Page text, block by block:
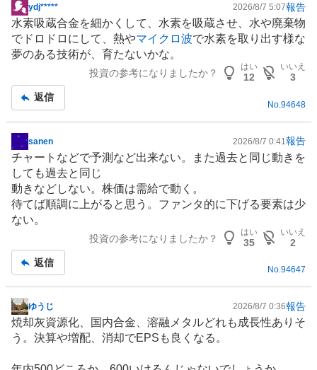
掲
示
板
記
ydj***** 2026/8/7 5:07報告
水素吸蔵合金を細かくして、水素を吸蔵させ、水や廃棄物
でドロドロにして、熱やマイクロ波で水素を取り出す様な
夢のある技術が、育たないかな。
投資の参考になりましたか？
はい
12
いいえ
3
返信
No. 94648
掲
示
板
記
事
sanen 2026/8/7 0:41 報告
チャートなどで予測など出来ない。また過去と同じ動きを
しても過去と同じ
動きなどしない。株価は需給で動く。
待てば順調に上がると思う。ファンタ的に下げる要素は少
ない。
投資の参考になりましたか？
はい
35
いいえ
2
返信
No.94647
掲
示
板
ゆうじ 2026/8/7 0:36報告
焼却灰資源化、国内合金、溶融メタルどれも成長性ありそ
う。決算や増配、消却でEPSも良くなる。